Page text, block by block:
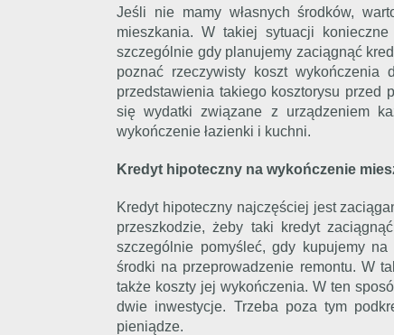
Jeśli nie mamy własnych środków,
mieszkania. W takiej sytuacji
szczególnie gdy planujemy zaciągnąć
poznać rzeczywisty koszt
przedstawienia takiego kosztorysu przed
się wydatki związane z urządzeniem
wykończenie łazienki i kuchni.
Kredyt hipoteczny na wykończenie
Kredyt hipoteczny najczęściej jest
przeszkodzie, żeby taki kredyt
szczególnie pomyśleć, gdy kupujemy
środki na przeprowadzenie remontu. W
także koszty jej wykończenia. W ten
dwie inwestycje. Trzeba poza tym
pieniądze.